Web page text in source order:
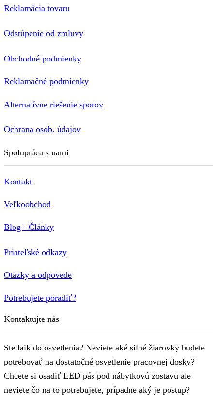
Reklamácia tovaru
Odstúpenie od zmluvy
Obchodné podmienky
Reklamačné podmienky
Alternatívne riešenie sporov
Ochrana osob. údajov
Spolupráca s nami
Kontakt
Veľkoobchod
Blog - Články
Priateľské odkazy
Otázky a odpovede
Potrebujete poradiť?
Kontaktujte nás
Ste laik do osvetlenia? Neviete aké silné žiarovky budete
potrebovať na dostatočné osvetlenie pracovnej dosky?
Chcete si osadiť LED pás pod nábytkovú zostavu ale
neviete čo na to potrebujete, prípadne aký je postup?